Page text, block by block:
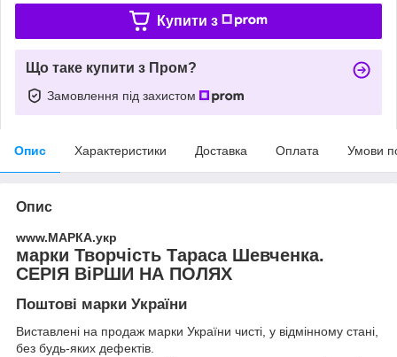
Купити з
Що таке купити з Пром?
Замовлення під захистом
Опис Характеристики Доставка Оплата Умови
Опис
www.МАРКА.укр
марки Творчість Тараса Шевченка.
СЕРІЯ ВіРШИ НА ПОЛЯХ
Поштові марки України
Виставлені на продаж марки України чисті, у відмінному стані,
без будь-яких дефектів.